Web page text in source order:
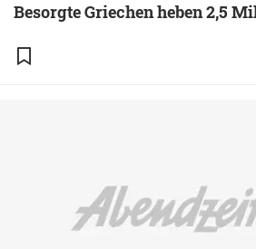
Besorgte Griechen heben 2,5